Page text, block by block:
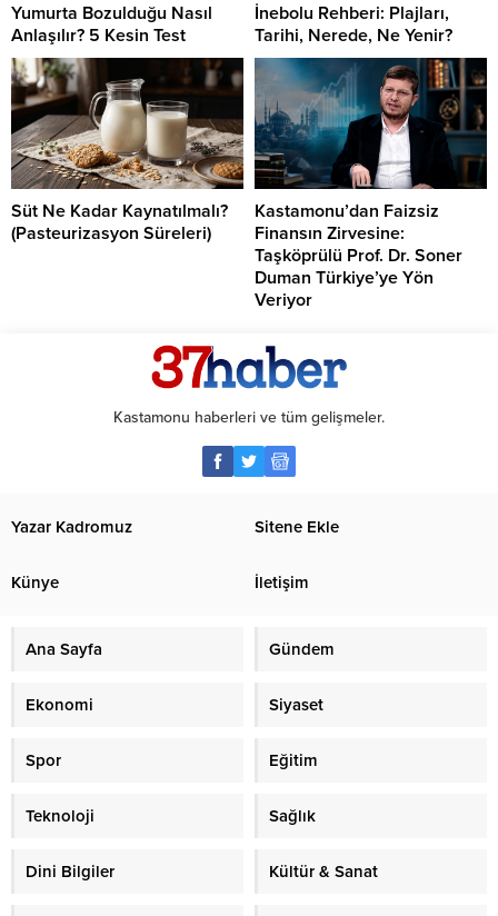
Yumurta Bozulduğu Nasıl
Anlaşılır? 5 Kesin Test
İnebolu Rehberi: Plajları,
Tarihi, Nerede, Ne Yenir?
Süt Ne Kadar Kaynatılmalı?
(Pasteurizasyon Süreleri)
Kastamonu’dan Faizsiz
Finansın Zirvesine:
Taşköprülü Prof. Dr. Soner
Duman Türkiye’ye Yön
Veriyor
Kastamonu haberleri ve tüm gelişmeler.
Yazar Kadromuz Sitene Ekle
Künye İletişim
Ana Sayfa Gündem
Ekonomi Siyaset
Spor Eğitim
Teknoloji Sağlık
Dini Bilgiler Kültür & Sanat